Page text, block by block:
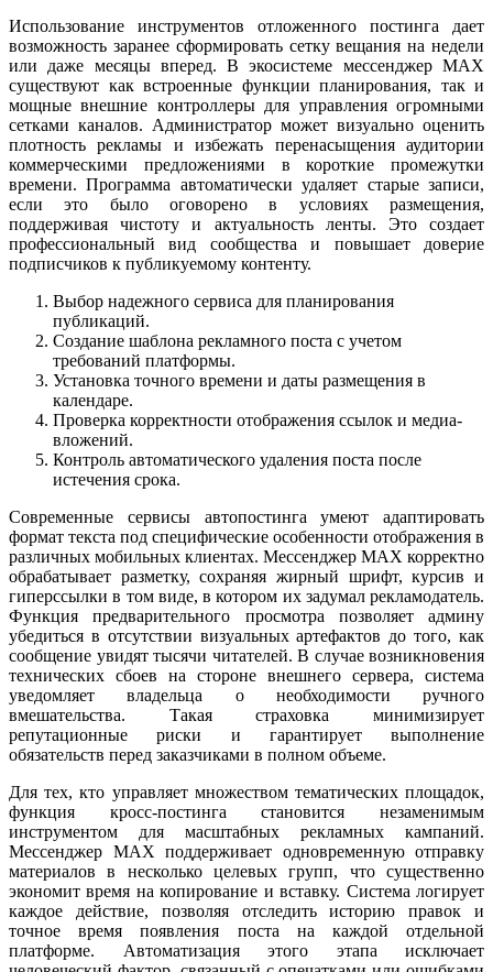
Использование инструментов отложенного постинга дает
возможность заранее сформировать сетку вещания на недели
или даже месяцы вперед. В экосистеме мессенджер MAX
существуют как встроенные функции планирования, так и
мощные внешние контроллеры для управления огромными
сетками каналов. Администратор может визуально оценить
плотность рекламы и избежать перенасыщения аудитории
коммерческими предложениями в короткие промежутки
времени. Программа автоматически удаляет старые записи,
если это было оговорено в условиях размещения,
поддерживая чистоту и актуальность ленты. Это создает
профессиональный вид сообщества и повышает доверие
подписчиков к публикуемому контенту.
Выбор надежного сервиса для планирования
публикаций.
Создание шаблона рекламного поста с учетом
требований платформы.
Установка точного времени и даты размещения в
календаре.
Проверка корректности отображения ссылок и медиа-
вложений.
Контроль автоматического удаления поста после
истечения срока.
Современные сервисы автопостинга умеют адаптировать
формат текста под специфические особенности отображения в
различных мобильных клиентах. Мессенджер MAX корректно
обрабатывает разметку, сохраняя жирный шрифт, курсив и
гиперссылки в том виде, в котором их задумал рекламодатель.
Функция предварительного просмотра позволяет админу
убедиться в отсутствии визуальных артефактов до того, как
сообщение увидят тысячи читателей. В случае возникновения
технических сбоев на стороне внешнего сервера, система
уведомляет владельца о необходимости ручного
вмешательства. Такая страховка минимизирует
репутационные риски и гарантирует выполнение
обязательств перед заказчиками в полном объеме.
Для тех, кто управляет множеством тематических площадок,
функция кросс-постинга становится незаменимым
инструментом для масштабных рекламных кампаний.
Мессенджер MAX поддерживает одновременную отправку
материалов в несколько целевых групп, что существенно
экономит время на копирование и вставку. Система логирует
каждое действие, позволяя отследить историю правок и
точное время появления поста на каждой отдельной
платформе. Автоматизация этого этапа исключает